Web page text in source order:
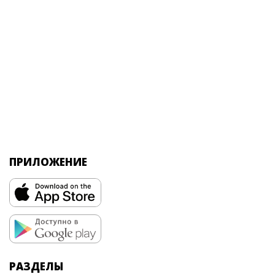
ПРИЛОЖЕНИЕ
РАЗДЕЛЫ